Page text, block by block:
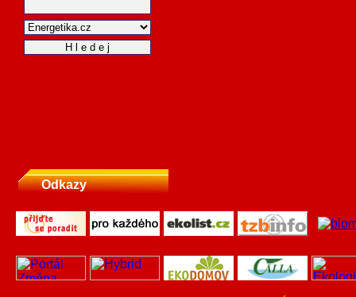
Odkazy